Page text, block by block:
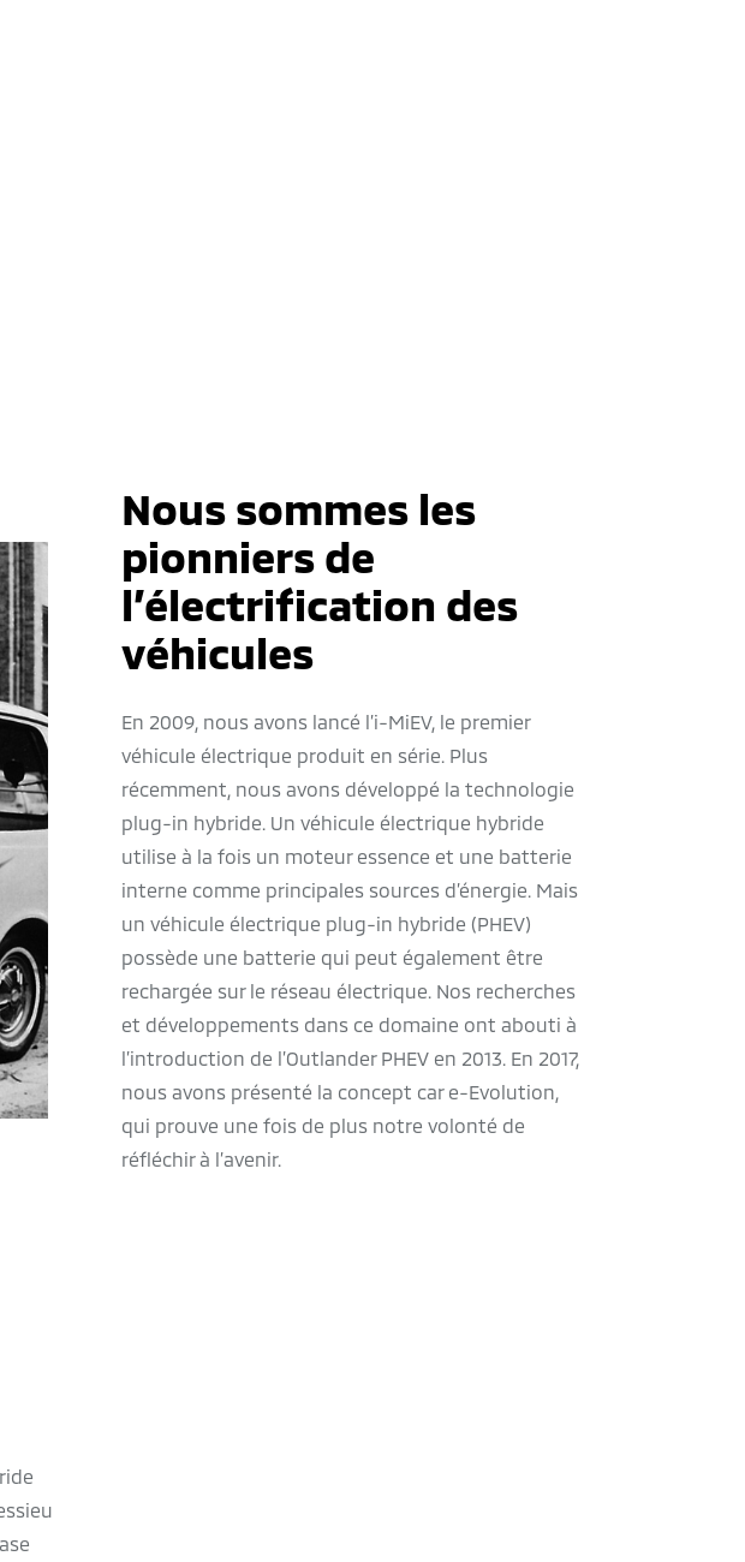
Nous sommes les
pionniers de
l’électrification des
véhicules
En 2009, nous avons lancé l’i-MiEV, le premier
véhicule électrique produit en série. Plus
récemment, nous avons développé la technologie
plug-in hybride. Un véhicule électrique hybride
utilise à la fois un moteur essence et une batterie
interne comme principales sources d’énergie. Mais
un véhicule électrique plug-in hybride (PHEV)
possède une batterie qui peut également être
rechargée sur le réseau électrique. Nos recherches
et développements dans ce domaine ont abouti à
l’introduction de l’Outlander PHEV en 2013. En 2017,
nous avons présenté la concept car e-Evolution,
qui prouve une fois de plus notre volonté de
réfléchir à l’avenir.